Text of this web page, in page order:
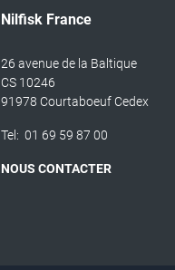
Nilfisk France
26 avenue de la Baltique
CS 10246
91978 Courtaboeuf Cedex
Tel: 01 69 59 87 00
NOUS CONTACTER